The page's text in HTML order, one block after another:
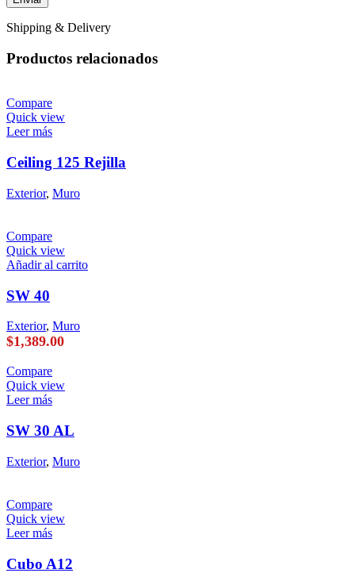
Shipping & Delivery
Productos relacionados
Compare
Quick view
Leer más
Ceiling 125 Rejilla
Exterior, Muro
Compare
Quick view
Añadir al carrito
SW 40
Exterior, Muro
$1,389.00
Compare
Quick view
Leer más
SW 30 AL
Exterior, Muro
Compare
Quick view
Leer más
Cubo A12